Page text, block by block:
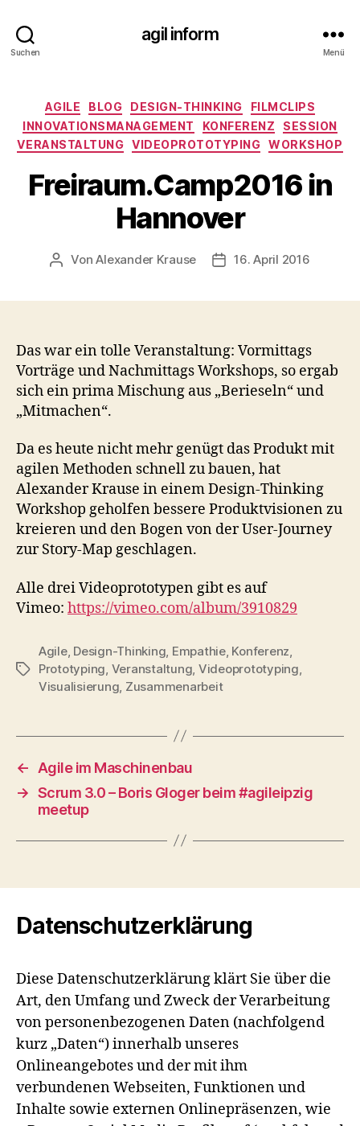
Suchen
agil inform
Menü
Kategorien
AGILE BLOG DESIGN-THINKING
FILMCLIPS
INNOVATIONSMANAGEMENT
KONFERENZ
SESSION
VERANSTALTUNG VIDEOPROTOTYPING WORKSHOP
Freiraum.Camp2016 in
Hannover
Beitragsautor
VonAlexander Krause Veröffentlichungsdatum
16. April 2016
Das war ein tolle Veranstaltung: Vormittags
Vorträge und Nachmittags Workshops, so ergab
sich ein prima Mischung aus „Berieseln“ und
„Mitmachen“.
Da es heute nicht mehr genügt das Produkt mit
agilen Methoden schnell zu bauen, hat
Alexander Krause in einem Design-Thinking
Workshop geholfen bessere Produktvisionen zu
kreieren und den Bogen von der User-Journey
zur Story-Map geschlagen.
Alle drei Videoprototypen gibt es auf
Vimeo: https://vimeo.com/album/3910829
Schlagwörter
Agile, Design-Thinking Empathie, Konferenz
Prototyping Veranstaltung Videoprototyping
Visualisierung Zusammenarbeit
←
Agile im Maschinenbau
→ Scrum 3.0 – Boris Gloger beim #agileipzig
meetup
Datenschutzerklärung
Diese Datenschutzerklärung klärt Sie über die
Art, den Umfang und Zweck der Verarbeitung
von personenbezogenen Daten (nachfolgend
kurz „Daten“) innerhalb unseres
Onlineangebotes und der mit ihm
verbundenen Webseiten, Funktionen und
Inhalte sowie externen Onlinepräsenzen, wie